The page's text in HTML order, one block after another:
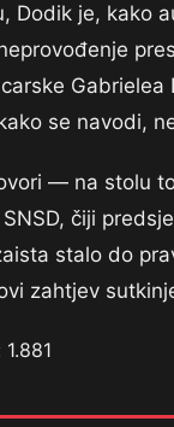
Dodik je, kako
se navodi,
— na stolu
čiji
stalo do
zahtjev
1.881